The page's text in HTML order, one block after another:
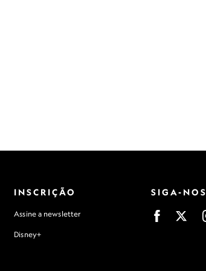
INSCRIÇÃO
Assine a newsletter
Disney+
SIGA-NOS